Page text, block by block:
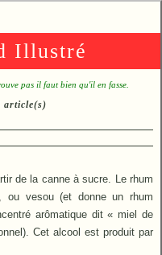
Illustré
pas il faut bien qu'il en fasse.
article(s)
de la canne à sucre. Le rhum
vesou (et donne un rhum
arômatique dit « miel de
Cet alcool est produit par